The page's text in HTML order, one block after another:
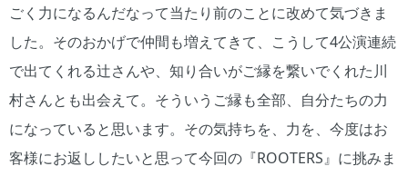
ごく力になるんだなって当たり前のことに改めて気づきま
した。そのおかげで仲間も増えてきて、こうして4公演連続
で出てくれる辻さんや、知り合いがご縁を繋いでくれた川
村さんとも出会えて。そういうご縁も全部、自分たちの力
になっていると思います。その気持ちを、力を、今度はお
客様にお返ししたいと思って今回の『ROOTERS』に挑みま